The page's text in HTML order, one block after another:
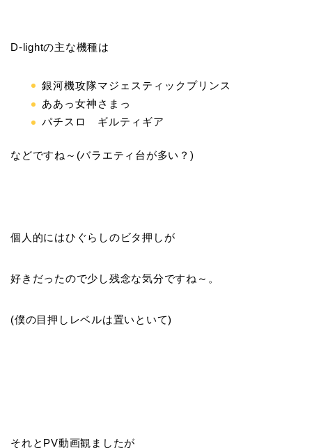
D-lightの主な機種は
銀河機攻隊マジェスティックプリンス
ああっ女神さまっ
パチスロ ギルティギア
などですね～(バラエティ台が多い？)
個人的にはひぐらしのビタ押しが
好きだったので少し残念な気分ですね～。
(僕の目押しレベルは置いといて)
それとPV動画観ましたが